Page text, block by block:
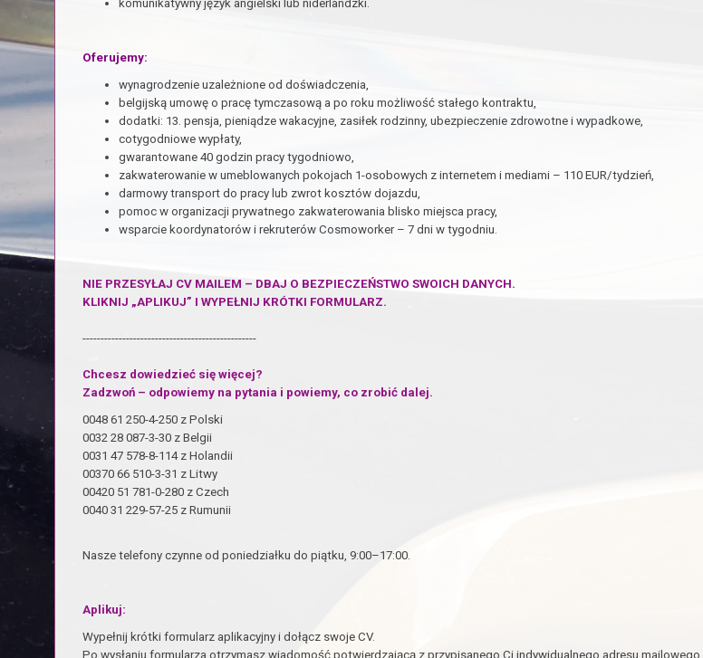
komunikatywny język angielski lub niderlandzki.
Oferujemy:
wynagrodzenie uzależnione od doświadczenia,
belgijską umowę o pracę tymczasową a po roku możliwość stałego kontraktu,
dodatki: 13. pensja, pieniądze wakacyjne, zasiłek rodzinny, ubezpieczenie zdrowotne i wypadkowe,
cotygodniowe wypłaty,
gwarantowane 40 godzin pracy tygodniowo,
zakwaterowanie w umeblowanych pokojach 1-osobowych z internetem i mediami – 110 EUR/tydzień,
darmowy transport do pracy lub zwrot kosztów dojazdu,
pomoc w organizacji prywatnego zakwaterowania blisko miejsca pracy,
wsparcie koordynatorów i rekruterów Cosmoworker – 7 dni w tygodniu.
NIE PRZESYŁAJ CV MAILEM – DBAJ O BEZPIECZEŃSTWO SWOICH DANYCH.
KLIKNIJ „APLIKUJ” I WYPEŁNIJ KRÓTKI FORMULARZ.
------------------------------------------------
Chcesz dowiedzieć się więcej?
Zadzwoń – odpowiemy na pytania i powiemy, co zrobić dalej.
0048 61 250-4-250 z Polski
0032 28 087-3-30 z Belgii
0031 47 578-8-114 z Holandii
00370 66 510-3-31 z Litwy
00420 51 781-0-280 z Czech
0040 31 229-57-25 z Rumunii
Nasze telefony czynne od poniedziałku do piątku, 9:00–17:00.
Aplikuj:
Wypełnij krótki formularz aplikacyjny i dołącz swoje CV.
Po wysłaniu formularza otrzymasz wiadomość potwierdzającą z przypisanego Ci indywidualnego adresu mailowego.